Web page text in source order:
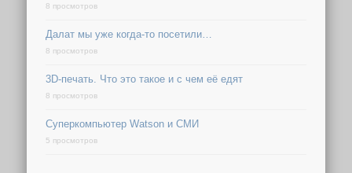
8 просмотров
Далат мы уже когда-то посетили…
8 просмотров
3D-печать. Что это такое и с чем её едят
8 просмотров
Суперкомпьютер Watson и СМИ
5 просмотров